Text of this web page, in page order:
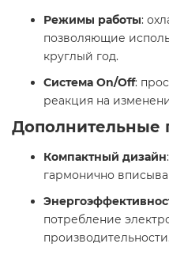
Режимы работы:
позволяющие
круглый год.​
Система On/Off:
реакция на
Дополнительные
Компактный дизайн
гармонично
потребление
производительности.​